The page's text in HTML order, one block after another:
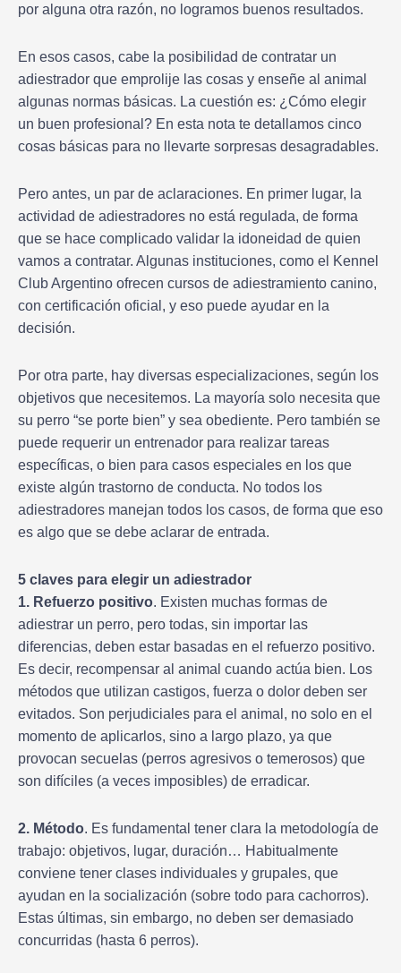
por alguna otra razón, no logramos buenos resultados.
En esos casos, cabe la posibilidad de contratar un
adiestrador que emprolije las cosas y enseñe al animal
algunas normas básicas. La cuestión es: ¿Cómo elegir
un buen profesional? En esta nota te detallamos cinco
cosas básicas para no llevarte sorpresas desagradables.
Pero antes, un par de aclaraciones. En primer lugar, la
actividad de adiestradores no está regulada, de forma
que se hace complicado validar la idoneidad de quien
vamos a contratar. Algunas instituciones, como el Kennel
Club Argentino ofrecen cursos de adiestramiento canino,
con certificación oficial, y eso puede ayudar en la
decisión.
Por otra parte, hay diversas especializaciones, según los
objetivos que necesitemos. La mayoría solo necesita que
su perro “se porte bien” y sea obediente. Pero también se
puede requerir un entrenador para realizar tareas
específicas, o bien para casos especiales en los que
existe algún trastorno de conducta. No todos los
adiestradores manejan todos los casos, de forma que eso
es algo que se debe aclarar de entrada.
5 claves para elegir un adiestrador
1. Refuerzo positivo. Existen muchas formas de
adiestrar un perro, pero todas, sin importar las
diferencias, deben estar basadas en el refuerzo positivo.
Es decir, recompensar al animal cuando actúa bien. Los
métodos que utilizan castigos, fuerza o dolor deben ser
evitados. Son perjudiciales para el animal, no solo en el
momento de aplicarlos, sino a largo plazo, ya que
provocan secuelas (perros agresivos o temerosos) que
son difíciles (a veces imposibles) de erradicar.
2. Método. Es fundamental tener clara la metodología de
trabajo: objetivos, lugar, duración… Habitualmente
conviene tener clases individuales y grupales, que
ayudan en la socialización (sobre todo para cachorros).
Estas últimas, sin embargo, no deben ser demasiado
concurridas (hasta 6 perros).